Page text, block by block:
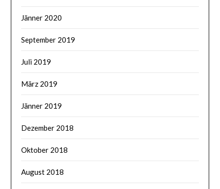
Jänner 2020
September 2019
Juli 2019
März 2019
Jänner 2019
Dezember 2018
Oktober 2018
August 2018